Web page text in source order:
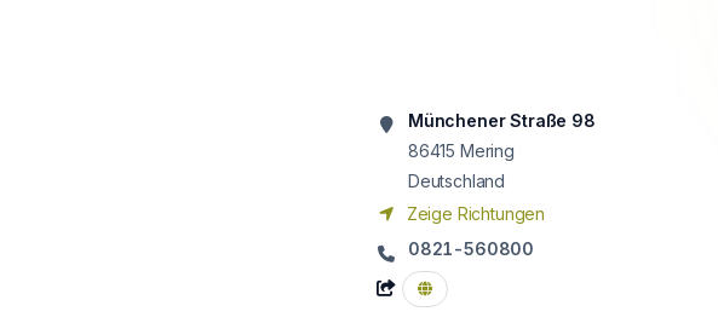
Münchener Straße 98
86415 Mering
Deutschland
Zeige Richtungen
0821-560800